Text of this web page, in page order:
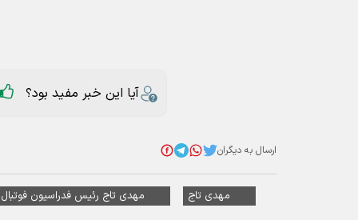
مهدی تاج رئیس فدراسیون فوتبال
سرویس‌دهی صلواتی خطوط مترو در روز